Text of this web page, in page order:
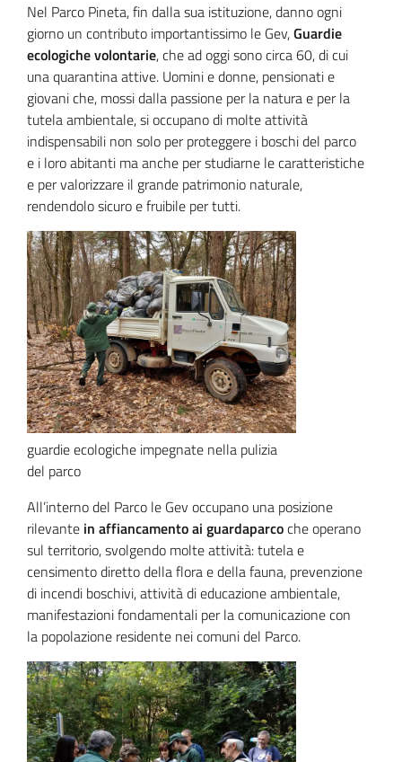
Nel Parco Pineta, fin dalla sua istituzione, danno ogni
giorno un contributo importantissimo le Gev,Guardie
ecologiche volontarie, che ad oggi sono circa 60, di cui
una quarantina attive. Uomini e donne, pensionati e
giovani che, mossi dalla passione per la natura e per la
tutela ambientale, si occupano di molte attività
indispensabili non solo per proteggere i boschi del parco
e i loro abitanti ma anche per studiarne le caratteristiche
e per valorizzare il grande patrimonio naturale,
rendendolo sicuro e fruibile per tutti.
guardie ecologiche impegnate nella pulizia
del parco
All’interno del Parco le Gev occupano una posizione
rilevante in affiancamento ai guardaparcoche operano
sul territorio, svolgendo molte attività: tutela e
censimento diretto della flora e della fauna, prevenzione
di incendi boschivi, attività di educazione ambientale,
manifestazioni fondamentali per la comunicazione con
la popolazione residente nei comuni del Parco.